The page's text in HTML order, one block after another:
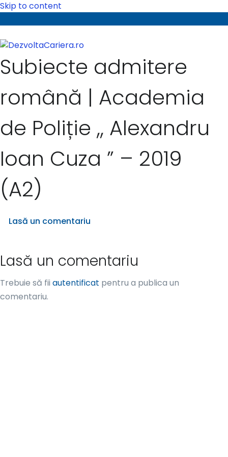
Skip to content
Subiecte admitere
română | Academia
de Poliție ,, Alexandru
Ioan Cuza ” – 2019
(A2)
Lasă un comentariu
Lasă un comentariu
Trebuie să fii autentificat pentru a publica un
comentariu.